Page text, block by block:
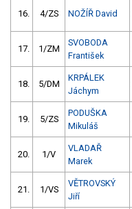
16. 4/ZS NOŽÍŘ David
17. 1/ZM
SVOBODA
František
18. 5/DM
KRPÁLEK
Jáchym
19. 5/ZS
PODUŠKA
Mikuláš
20. 1/V
VLADAŘ
Marek
21. 1/VS
VĚTROVSKÝ
Jiří